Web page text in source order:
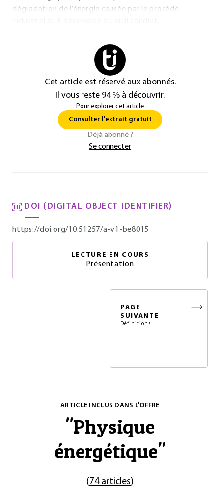
dégradation de l’énergie causée par le procédé
Cet article est réservé aux abonnés.
Il vous reste 94 % à découvrir.
Pour explorer cet article
Consulter l'extrait gratuit
Déjà abonné ?
Se connecter
DOI (DIGITAL OBJECT IDENTIFIER)
https://doi.org/10.51257/a-v1-be8015
LECTURE EN COURS
Présentation
PAGE
SUIVANTE
Définitions
ARTICLE INCLUS DANS L'OFFRE
"Physique
énergétique"
(74 articles)